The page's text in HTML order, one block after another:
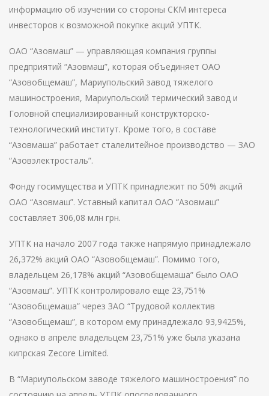
информацию об изучении со стороны СКМ интереса
инвесторов к возможной покупке акций УПТК.
ОАО “Азовмаш” — управляющая компания группы
предприятий “Азовмаш”, которая объединяет ОАО
“Азовобщемаш”, Мариупольский завод тяжелого
машиностроения, Мариупольский термический завод и
Головной специализированный конструкторско-
технологический институт. Кроме того, в составе
“Азовмаша” работает сталелитейное производство — ЗАО
“Азовэлектросталь”.
Фонду госимущества и УПТК принадлежит по 50% акций
ОАО “Азовмаш”. Уставный капитал ОАО “Азовмаш”
составляет 306,08 млн грн.
УПТК на начало 2007 года также напрямую принадлежало
26,372% акций ОАО “Азовобщемаш”. Помимо того,
владельцем 26,178% акций “Азовобщемаша” было ОАО
“Азовмаш”. УПТК контролировало еще 23,751%
“Азовобщемаша” через ЗАО “Трудовой коллектив
“Азовобщемаш”, в котором ему принадлежало 93,9425%,
однако в апреле владельцем 23,751% уже была указана
кипрская Zecore Limited.
В “Мариупольском заводе тяжелого машиностроения” по